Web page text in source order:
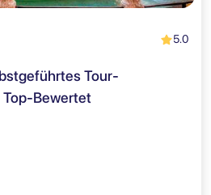
5.0
Tour-
Bewertet